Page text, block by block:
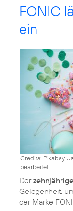
FONIC
ein
Credits: Pixabay
bearbeitet
Der
Gelegenheit,
der Marke